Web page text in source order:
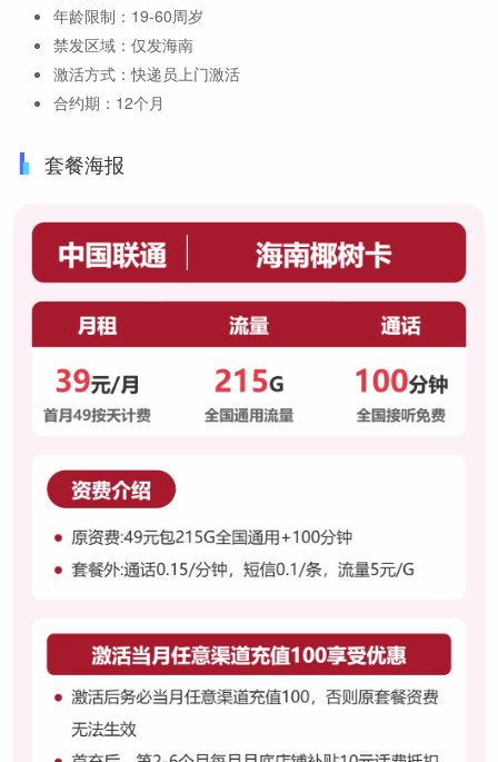
年龄限制：19-60周岁
禁发区域：仅发海南
激活方式：快递员上门激活
合约期：12个月
套餐海报